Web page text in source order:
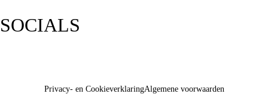
SOCIALS
Privacy- en CookieverklaringAlgemene voorwaarden